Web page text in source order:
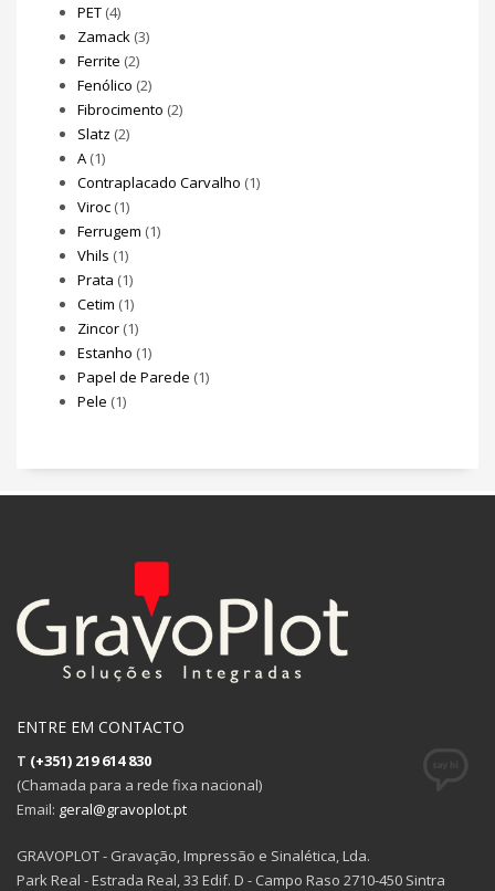
PET (4)
Zamack (3)
Ferrite (2)
Fenólico (2)
Fibrocimento (2)
Slatz (2)
A (1)
Contraplacado Carvalho (1)
Viroc (1)
Ferrugem (1)
Vhils (1)
Prata (1)
Cetim (1)
Zincor (1)
Estanho (1)
Papel de Parede (1)
Pele (1)
ENTRE EM CONTACTO
T (+351) 219 614 830
(Chamada para a rede fixa nacional)
Email: geral@gravoplot.pt
GRAVOPLOT - Gravação, Impressão e Sinalética, Lda.
Park Real - Estrada Real, 33 Edif. D - Campo Raso 2710-450 Sintra